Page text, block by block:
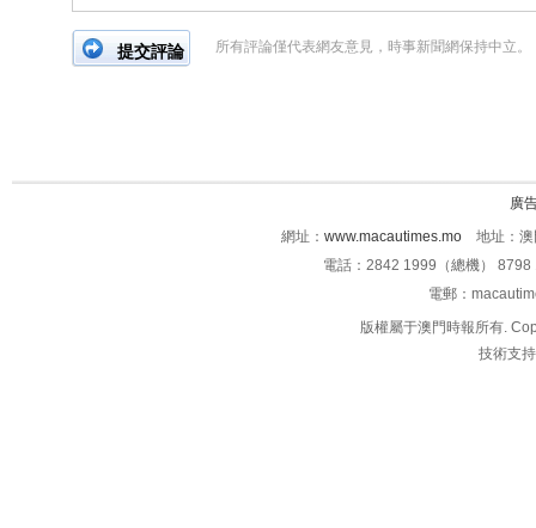
所有評論僅代表網友意見，時事新聞網保持中立。
廣
網址： www.macautimes.mo 地址：澳
電話：2842 1999（總機）
電郵：
版權屬于澳門時報所有.
技術支